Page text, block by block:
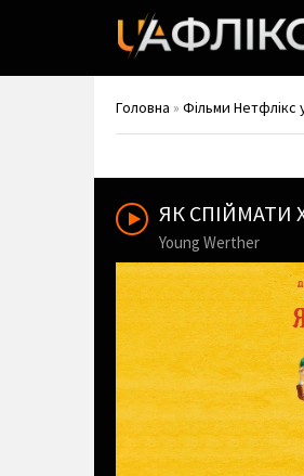
Головна » Фільми Нетфлікс
ЯК СПІЙМАТИ
Young Werther